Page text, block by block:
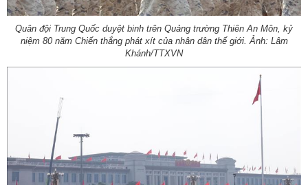
Quân đội Trung Quốc duyệt binh trên Quảng trường Thiên An Môn, kỷ
niệm 80 năm Chiến thắng phát xít của nhân dân thế giới. Ảnh: Lâm
Khánh/TTXVN